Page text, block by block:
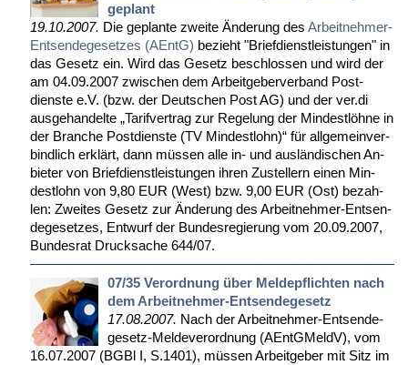
geplant
19.10.2007. Die ge­plan­te zwei­te Än­de­rung des Ar­beit­neh­mer-
Ent­sen­de­ge­set­zes (AEntG) be­zieht "Brief­dienst­leis­tun­gen" in
das Ge­setz ein. Wird das Ge­setz be­schlos­sen und wird der
am 04.09.2007 zwi­schen dem Ar­beit­ge­ber­ver­band Post­
diens­te e.V. (bzw. der Deut­schen Post AG) und der ver.di
aus­ge­han­del­te „Ta­rif­ver­trag zur Re­ge­lung der Min­dest­löh­ne in
der Bran­che Post­diens­te (TV Min­dest­lohn)“ für all­ge­mein­ver­
bind­lich er­klärt, dann müs­sen al­le in- und aus­län­di­schen An­
bie­ter von Brief­dienst­leis­tun­gen ih­ren Zu­stel­lern ei­nen Min­
dest­lohn von 9,80 EUR (West) bzw. 9,00 EUR (Ost) be­zah­
len: Zwei­tes Ge­setz zur Än­de­rung des Ar­beit­neh­mer-Ent­sen­
de­ge­set­zes, Ent­wurf der Bun­des­re­gie­rung vom 20.09.2007,
Bun­des­rat Druck­sa­che 644/07.
07/35 Verordnung über Meldepflichten nach
dem Arbeitnehmer-Entsendegesetz
17.08.2007. Nach der Ar­beit­neh­mer-Ent­sen­de­
ge­setz-Mel­de­ver­ord­nung (AEntG­MeldV), vom
16.07.2007 (BGBl I, S.1401), müs­sen Ar­beit­ge­ber mit Sitz im